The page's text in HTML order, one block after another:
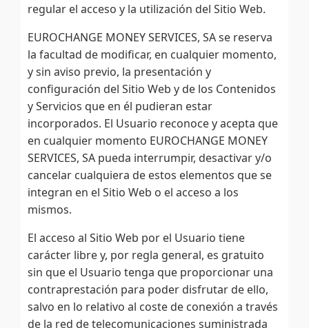
regular el acceso y la utilización del Sitio Web.
EUROCHANGE MONEY SERVICES, SA se reserva
la facultad de modificar, en cualquier momento,
y sin aviso previo, la presentación y
configuración del Sitio Web y de los Contenidos
y Servicios que en él pudieran estar
incorporados. El Usuario reconoce y acepta que
en cualquier momento EUROCHANGE MONEY
SERVICES, SA pueda interrumpir, desactivar y/o
cancelar cualquiera de estos elementos que se
integran en el Sitio Web o el acceso a los
mismos.
El acceso al Sitio Web por el Usuario tiene
carácter libre y, por regla general, es gratuito
sin que el Usuario tenga que proporcionar una
contraprestación para poder disfrutar de ello,
salvo en lo relativo al coste de conexión a través
de la red de telecomunicaciones suministrada